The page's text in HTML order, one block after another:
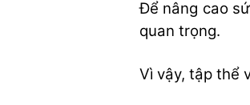
Để nâng cao
quan trọng.
Vì vậy, tập thể